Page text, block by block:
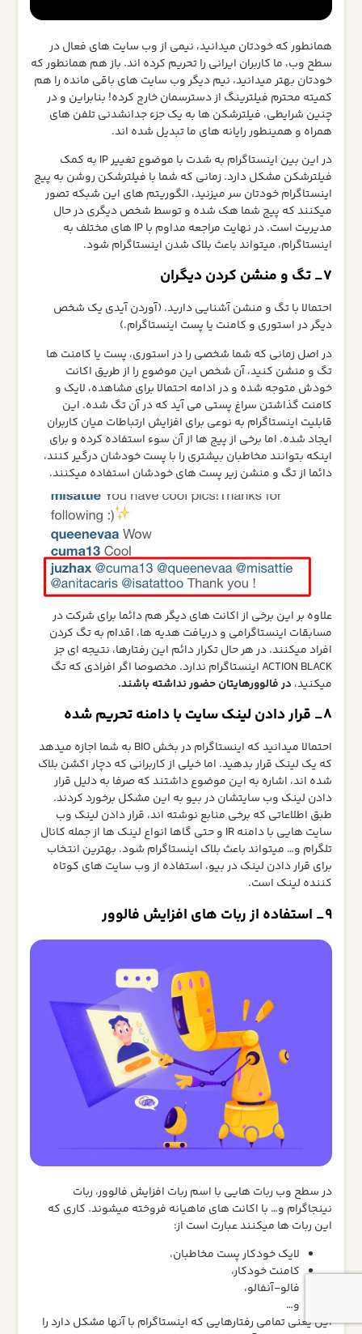
همانطور که خودتان میدانید، نیمی از وب سایت های فعال در
سطح وب، ما کاربران ایرانی را تحریم کرده اند. باز هم همانطور که
خودتان بهتر میدانید، نیم دیگر وب سایت های باقی مانده را هم
کمیته محترم فیلترینگ از دسترسمان خارج کرده! بنابراین و در
چنین شرایطی، فیلترشکن ها به یک جزء جدانشدنی تلفن های
همراه و همینطور رایانه های ما تبدیل شده اند.
در این بین اینستاگرام به شدت با موضوع تغییر IP به کمک
فیلترشکن مشکل دارد. زمانی که شما با فیلترشکن روشن به پیج
اینستاگرام خودتان سر میزنید، الگوریتم های این شبکه تصور
میکنند که پیج شما هک شده و توسط شخص دیگری در حال
مدیریت است. در نهایت مراجعه مداوم با IP های مختلف به
اینستاگرام، میتواند باعث بلاک شدن اینستاگرام شود.
7_ تگ و منشن کردن دیگران
احتمالا با تگ و منشن آشنایی دارید. (آوردن آیدی یک شخص
دیگر در استوری و کامنت یا پست اینستاگرام.)
در اصل زمانی که شما شخصی را در استوری، پست یا کامنت ها
تگ و منشن کنید، آن شخص این موضوع را از طریق اکانت
خودش متوجه شده و در ادامه احتمالا برای مشاهده، لایک و
کامنت گذاشتن سراغ پستی می آید که در آن تگ شده. این
قابلیت اینستاگرام به نوعی برای افزایش ارتباطات میان کاربران
ایجاد شده. اما برخی از پیج ها از آن سوء استفاده کرده و برای
اینکه بتوانند مخاطبان بیشتری را با پست خودشان درگیر کنند،
دائما از تگ و منشن زیر پست های خودشان استفاده میکنند.
علاوه بر این برخی از اکانت های دیگر هم دائما برای شرکت در
مسابقات اینستاگرامی و دریافت هدیه ها، اقدام به تگ کردن
افراد میکنند. در هر حال تکرار دائم این رفتارها، نتیجه ای جز
ACTION BLACK اینستاگرام ندارد. مخصوصا اگر افرادی که تگ
میکنید، در فالوورهایتان حضور نداشته باشند.
8_ قرار دادن لینک سایت با دامنه تحریم شده
احتمالا میدانید که اینستاگرام در بخش BIO به شما اجازه میدهد
که یک لینک قرار بدهید. اما خیلی از کاربرانی که دچار اکشن بلاک
شده اند، اشاره به این موضوع داشتند که صرفا به دلیل قرار
دادن لینک وب سایتشان در بیو به این مشکل برخورد کردند.
طبق اطلاعاتی که برخی منابع نوشته اند، قرار دادن لینک وب
سایت هایی با دامنه IR و حتی گاها انواع لینک ها از جمله کانال
تلگرام و… میتواند باعث بلاک اینستاگرام شود. بهترین انتخاب
برای قرار دادن لینک در بیو، استفاده از وب سایت های کوتاه
کننده لینک است.
9_ استفاده از ربات های افزایش فالوور
در سطح وب ربات هایی با اسم ربات افزایش فالوور، ربات
نینجاگرام و… با اکانت های ماهیانه فروخته میشوند. کاری که
این ربات ها میکنند عبارت است از:
لایک خودکار پست مخاطبان،
کامنت خودکار،
فالو-آنفالو،
و…
این یعنی تمامی رفتارهایی که اینستاگرام با آنها مشکل دارد را